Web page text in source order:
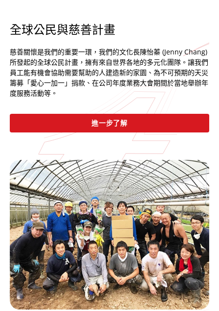
全球公民與慈善計畫
慈善關懷是我們的重要一環，我們的文化長陳怡蓁 (Jenny Chang)
所發起的全球公民計畫，擁有來自世界各地的多元化團隊。讓我們
員工能有機會協助需要幫助的人建造新的家園、為不可預期的天災
籌募「愛心一加一」捐款、在公司年度業務大會期間於當地舉辦年
度服務活動等。
進一步了解